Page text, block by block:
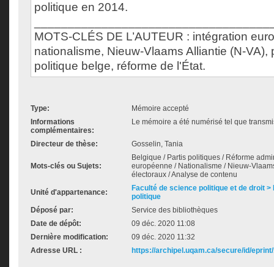
politique en 2014.
MOTS-CLÉS DE L’AUTEUR : intégration
nationalisme, Nieuw-Vlaams Alliantie (N-VA),
politique belge, réforme de l'État.
Type:
Mémoire accepté
Informations
complémentaires:
Le mémoire a été numérisé tel que
Directeur de thèse: Gosselin, Tania
Mots-clés ou Sujets:
Belgique / Partis politiques / Réforme
européenne / Nationalisme / Nieuw-
électoraux / Analyse de contenu
Unité d'appartenance:
Faculté de science politique et de droit
politique
Déposé par:
Service des bibliothèques
Date de dépôt:
09 déc. 2020 11:08
Dernière modification:
09 déc. 2020 11:32
Adresse URL :
https://archipel.uqam.ca/secure/id/